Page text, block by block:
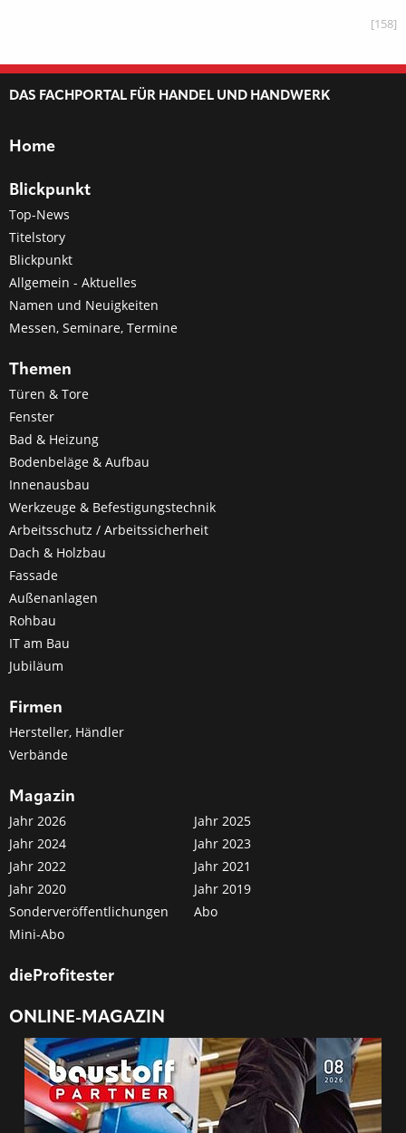
[158]
DAS FACHPORTAL FÜR HANDEL UND HANDWERK
Home
Blickpunkt
Top-News
Titelstory
Blickpunkt
Allgemein - Aktuelles
Namen und Neuigkeiten
Messen, Seminare, Termine
Themen
Türen & Tore
Fenster
Bad & Heizung
Bodenbeläge & Aufbau
Innenausbau
Werkzeuge & Befestigungstechnik
Arbeitsschutz / Arbeitssicherheit
Dach & Holzbau
Fassade
Außenanlagen
Rohbau
IT am Bau
Jubiläum
Firmen
Hersteller, Händler
Verbände
Magazin
Jahr 2026
Jahr 2025
Jahr 2024
Jahr 2023
Jahr 2022
Jahr 2021
Jahr 2020
Jahr 2019
Sonderveröffentlichungen
Abo
Mini-Abo
dieProfitester
ONLINE-MAGAZIN